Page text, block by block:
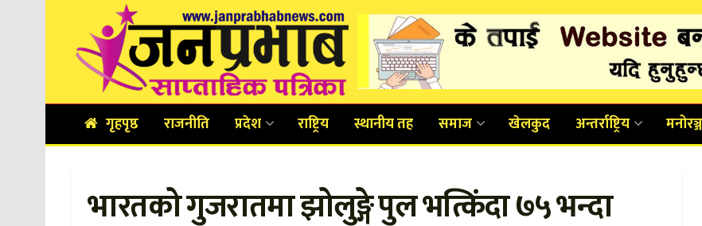
गृहपृष्ठ राजनीति प्रदेश राष्ट्रिय स्थानीय तह समाज खेलकुद अन्तर्राष्ट्रिय
भारतको गुजरातमा झोलुङ्गे पुल भत्किंदा ७५ भन्दा